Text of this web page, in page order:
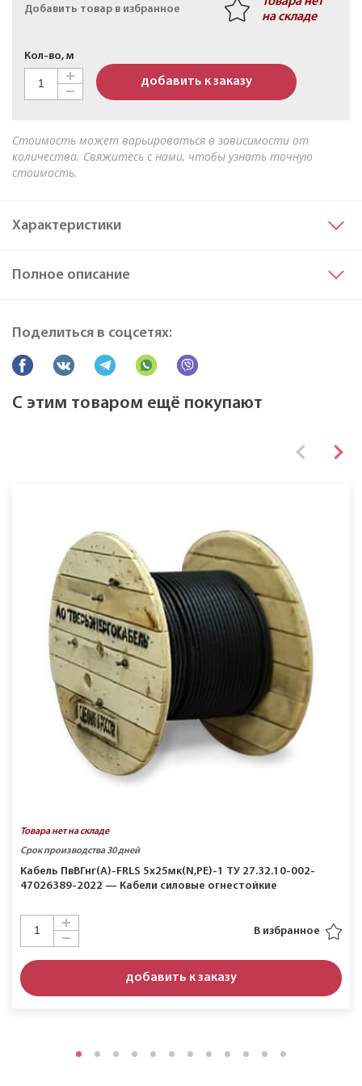
Кабель АПвБШв 3х50мк+1х25мк(N)-1 ТУ 16-705.499-
Добавить товар в избранное
на складе
Кол-во, м
добавить к заказу
Стоимость может варьироваться в зависимости от
количества. Свяжитесь с нами, чтобы узнать точную
стоимость.
Характеристики
Материал жилы
Медь
Все характеристики
Полное описание
Поделиться в соцсетях:
С этим товаром ещё покупают
Товара нет на складе
Срок производства 30 дней
Кабель ПвВГнг(A)-FRLS 5х25мк(N,PE)-1 ТУ 27.32.10-002-
47026389-2022 — Кабели силовые огнестойкие
В избранное
добавить к заказу